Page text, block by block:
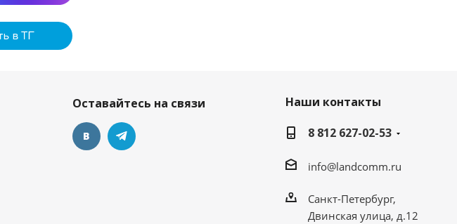
Оставайтесь на связи
Наши контакты
8 812 627-02-53
info@landcomm.ru
Санкт-Петербург,
Двинская улица, д.12